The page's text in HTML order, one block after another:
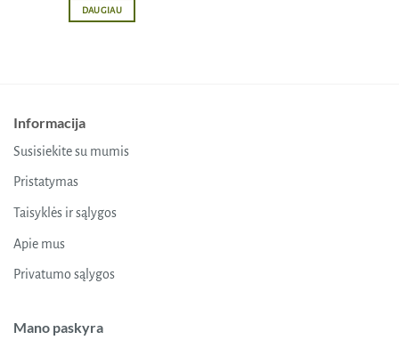
DAUGIAU
Informacija
Susisiekite su mumis
Pristatymas
Taisyklės ir sąlygos
Apie mus
Privatumo sąlygos
Mano paskyra